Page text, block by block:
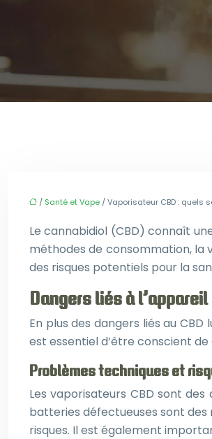
/ Santé et Vape / Vaporisateur CBD : quels
Le cannabidiol (CBD) connaît
méthodes de consommation, la
des risques potentiels pour la
Dangers liés à
En plus des dangers liés au
est essentiel d’être conscient
Problèmes techniques et
Les vaporisateurs CBD sont
batteries défectueuses sont des
risques. Il est également